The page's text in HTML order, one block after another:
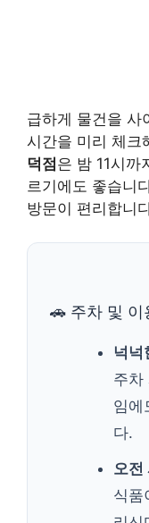
급하게 물건을 사
시간을 미리 체크
덕점은 밤 11시까
르기에도 좋습니
방문이 편리합니
🚗 주차 및 이
넉넉
주차
임에
다.
오전
식품